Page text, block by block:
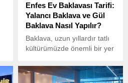
Enfes Ev Baklavası Tarifi:
Yalancı Baklava ve Gül
Baklava Nasıl Yapılır?
Baklava, uzun yıllardır tatlı
kültürümüzde önemli bir yer
lezzetler arasında ilk
sıralarda yer alan enfes bir